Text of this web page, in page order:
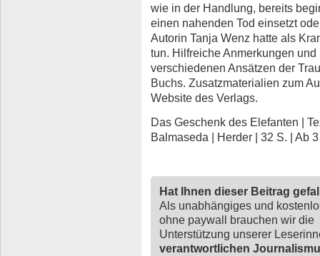
wie in der Handlung, bereits
einen nahenden Tod einsetzt
Autorin Tanja Wenz hatte als
tun. Hilfreiche Anmerkungen
verschiedenen Ansätzen der
Buchs. Zusatzmaterialien zum
Website des Verlags.
Das Geschenk des Elefanten |
Balmaseda | Herder | 32 S. | Ab
Hat Ihnen dieser Beitrag
Als unabhängiges und
ohne paywall brauchen wir die
Unterstützung unserer
verantwortlichen